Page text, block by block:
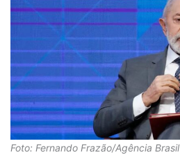
Foto: Fernando Frazão/Agência Brasil